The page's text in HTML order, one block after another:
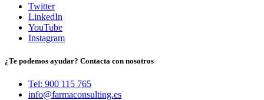
Twitter
LinkedIn
YouTube
Instagram
¿Te podemos ayudar? Contacta con nosotros
Tel: 900 115 765
info@farmaconsulting.es